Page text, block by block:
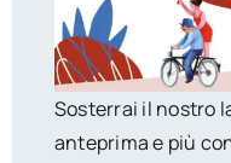
Sosterrai il nostro
anteprima e più